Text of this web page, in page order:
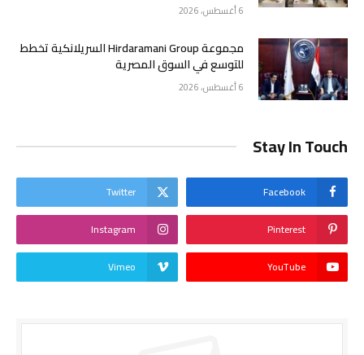
6 أغسطس، 2026
مجموعة Hirdaramani Group السريلانكية تخطط
للتوسع في السوق المصرية
6 أغسطس، 2026
Stay In Touch
Facebook
Twitter
Pinterest
Instagram
YouTube
Vimeo